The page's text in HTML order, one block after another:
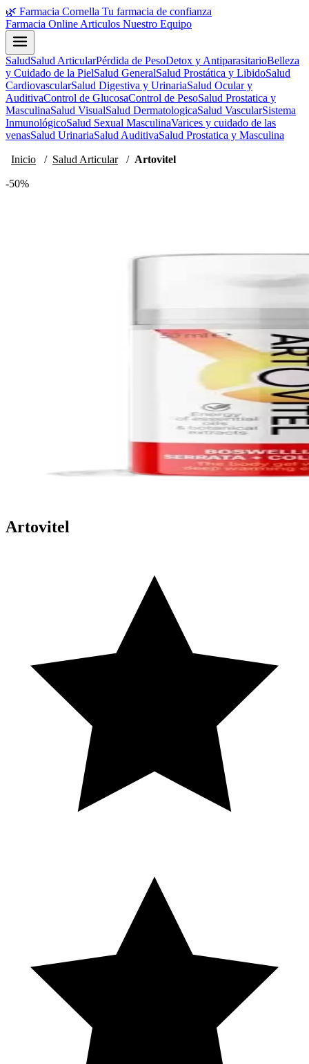
🌿 Farmacia Cornella Tu farmacia de confianza
Farmacia Online Articulos Nuestro Equipo
SaludSalud ArticularPérdida de PesoDetox y AntiparasitarioBelleza
y Cuidado de la PielSalud GeneralSalud Prostática y LibidoSalud
CardiovascularSalud Digestiva y UrinariaSalud Ocular y
AuditivaControl de GlucosaControl de PesoSalud Prostatica y
MasculinaSalud VisualSalud DermatologicaSalud VascularSistema
InmunológicoSalud Sexual MasculinaVarices y cuidado de las
venasSalud UrinariaSalud AuditivaSalud Prostatica y Masculina
Inicio / Salud Articular / Artovitel
-50%
Artovitel